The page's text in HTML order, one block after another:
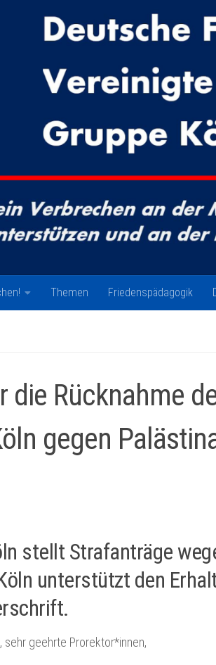
Themen Friedenspädagogik
die Rücknahme
gegen
stellt Strafanträge
unterstützt den
geehrte Prorektor*innen,